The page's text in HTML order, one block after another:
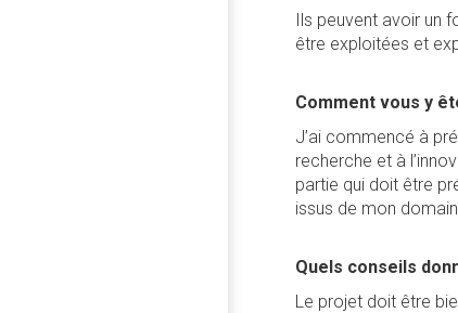
Ils peuvent avoir un
être exploitées et
Comment vous y
J’ai commencé à
recherche et à
partie qui doit être
issus de mon
Quels conseils
Le projet doit être